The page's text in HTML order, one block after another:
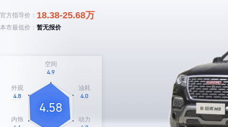
官方指导价： 18.38-25.68万
本市最低价： 暂无报价